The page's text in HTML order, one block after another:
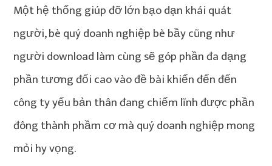
Một hệ thống giúp đỡ lớn bạo dạn khái quát
người, bè quý doanh nghiệp bè bầy cũng như
người download làm cùng sẽ góp phần đa dạng
phần tương đối cao vào đề bài khiến đến đến
công ty yếu bản thân đang chiếm lĩnh được phần
đông thành phầm cơ mà quý doanh nghiệp mong
mỏi hy vọng.